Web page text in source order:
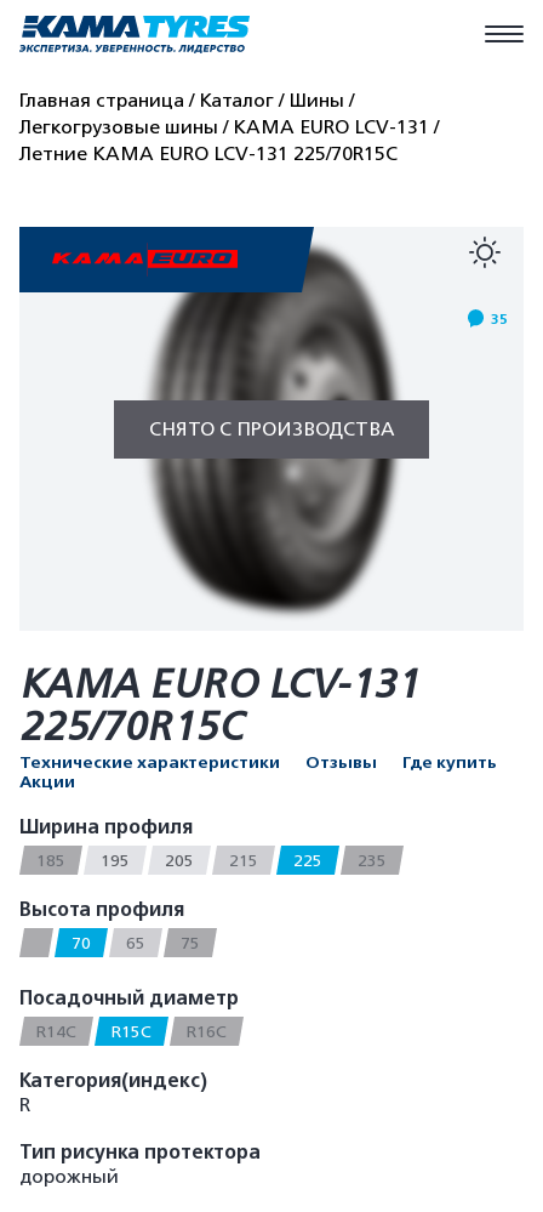
Главная страница Каталог
Шины
Легкогрузовые шины
КАМА EURO LCV-131
Летние КАМА EURO LCV-131 225/70R15C
35
СНЯТО С ПРОИЗВОДСТВА
КАМА EURO LCV-131
225/70R15C
Технические характеристики Отзывы
Где купить
Акции
Ширина профиля
185 195 205 215 225 235
Высота профиля
70 65 75
Посадочный диаметр
R14C R15C R16C
Категория(индекс)
R
Тип рисунка протектора
дорожный